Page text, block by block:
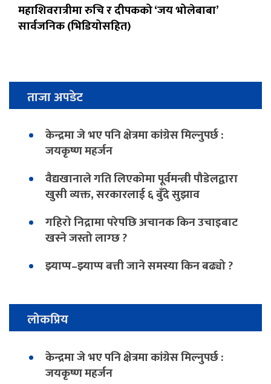
महाशिवरात्रीमा रुचि र दीपकको ‘जय भोलेबाबा’
सार्वजनिक (भिडियोसहित)
ताजा अपडेट
केन्द्रमा जे भए पनि क्षेत्रमा कांग्रेस मिल्नुपर्छ :
जयकृष्ण महर्जन
वैद्यखानाले गति लिएकोमा पूर्वमन्त्री पौडेलद्वारा
खुसी व्यक्त, सरकारलाई ६ बुँदे सुझाव
गहिरो निद्रामा परेपछि अचानक किन उचाइबाट
खस्ने जस्तो लाग्छ ?
झ्याप्प–झ्याप्प बत्ती जाने समस्या किन बढ्यो ?
लोकप्रिय
केन्द्रमा जे भए पनि क्षेत्रमा कांग्रेस मिल्नुपर्छ :
जयकृष्ण महर्जन